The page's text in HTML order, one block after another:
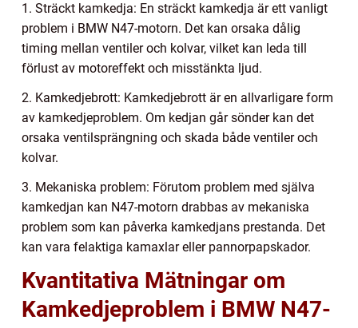
1. Sträckt kamkedja: En sträckt kamkedja är ett vanligt
problem i BMW N47-motorn. Det kan orsaka dålig
timing mellan ventiler och kolvar, vilket kan leda till
förlust av motoreffekt och misstänkta ljud.
2. Kamkedjebrott: Kamkedjebrott är en allvarligare form
av kamkedjeproblem. Om kedjan går sönder kan det
orsaka ventilsprängning och skada både ventiler och
kolvar.
3. Mekaniska problem: Förutom problem med själva
kamkedjan kan N47-motorn drabbas av mekaniska
problem som kan påverka kamkedjans prestanda. Det
kan vara felaktiga kamaxlar eller pannorpapskador.
Kvantitativa Mätningar om
Kamkedjeproblem i BMW N47-